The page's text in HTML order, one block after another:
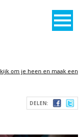
kijk om je heen en maak een
DELEN: